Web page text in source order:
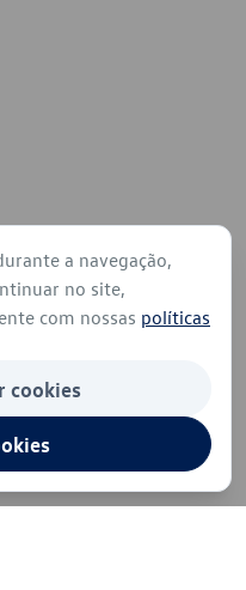
a navegação,
no site,
com nossas políticas
cookies